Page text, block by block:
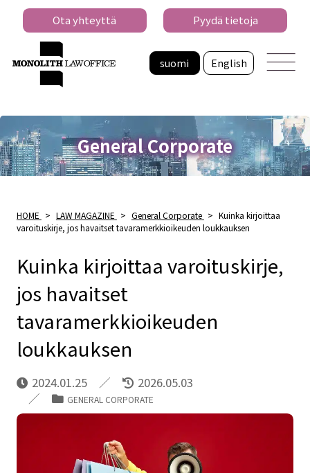
suomi English
Ota yhteyttä Pyydä tietoja
General Corporate
HOME > LAW MAGAZINE > General Corporate > Kuinka kirjoittaa
varoituskirje, jos havaitset tavaramerkkioikeuden loukkauksen
Kuinka kirjoittaa varoituskirje,
jos havaitset
tavaramerkkioikeuden
loukkauksen
2024.01.25 2026.05.03
GENERAL CORPORATE